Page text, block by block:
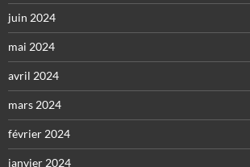
juin 2024
mai 2024
avril 2024
mars 2024
février 2024
janvier 2024